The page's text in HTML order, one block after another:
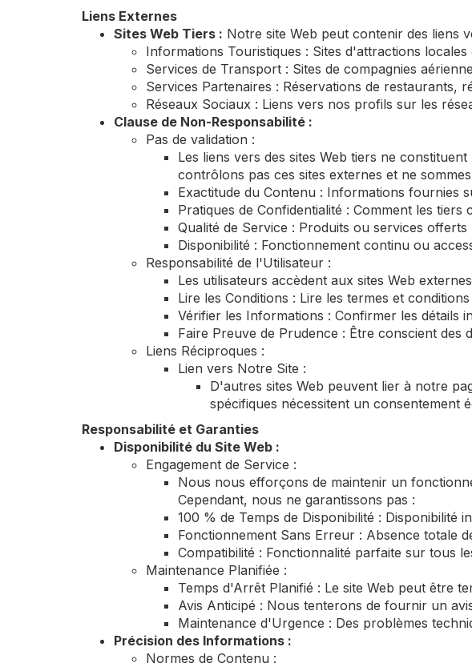
Liens Externes
Sites Web Tiers : Notre site Web peut contenir des liens
Informations Touristiques : Sites d'attractions locales
Services de Transport : Sites de compagnies
Services Partenaires : Réservations de restaurants,
Réseaux Sociaux : Liens vers nos profils sur les
Clause de Non-Responsabilité :
Pas de validation :
Les liens vers des sites Web tiers ne
contrôlons pas ces sites externes et ne
Exactitude du Contenu : Informations fournies
Pratiques de Confidentialité : Comment les
Qualité de Service : Produits ou services offerts
Disponibilité : Fonctionnement continu ou
Responsabilité de l'Utilisateur :
Les utilisateurs accèdent aux sites Web
Lire les Conditions : Lire les termes et
Vérifier les Informations : Confirmer les détails
Faire Preuve de Prudence : Être conscient des
Liens Réciproques :
Lien vers Notre Site :
D'autres sites Web peuvent lier à notre
spécifiques nécessitent un consentement
Responsabilité et Garanties
Disponibilité du Site Web :
Engagement de Service :
Nous nous efforçons de maintenir un
Cependant, nous ne garantissons pas :
100 % de Temps de Disponibilité : Disponibilité
Fonctionnement Sans Erreur : Absence totale
Compatibilité : Fonctionnalité parfaite sur tous
Maintenance Planifiée :
Temps d'Arrêt Planifié : Le site Web peut être
Avis Anticipé : Nous tenterons de fournir un
Maintenance d'Urgence : Des problèmes
Précision des Informations :
Normes de Contenu :